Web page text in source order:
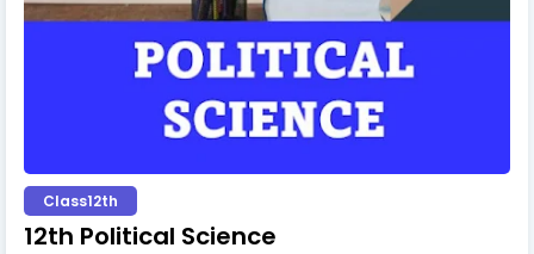
Class12th
12th Political Science